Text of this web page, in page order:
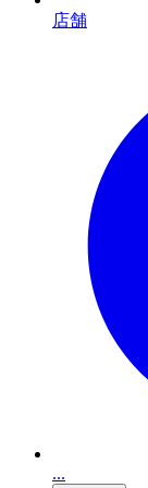
店舗
...